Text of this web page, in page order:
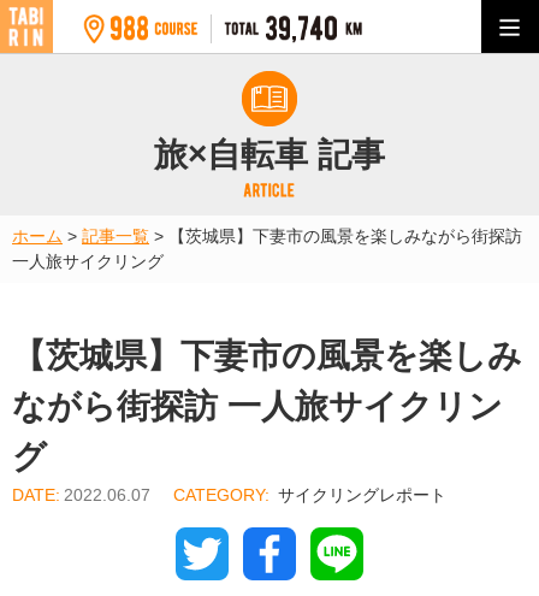
旅×自転車 記事
ホーム > 記事一覧 >
【茨城県】下妻市の風景を楽しみながら街探訪
一人旅サイクリング
【茨城県】下妻市の風景を楽しみ
ながら街探訪 一人旅サイクリン
グ
2022.06.07 サイクリングレポート
Twitter Facebook